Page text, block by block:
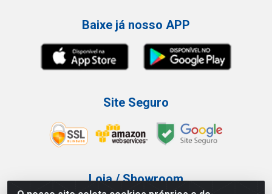
Baixe já nosso APP
Site Seguro
Loja / Showroom